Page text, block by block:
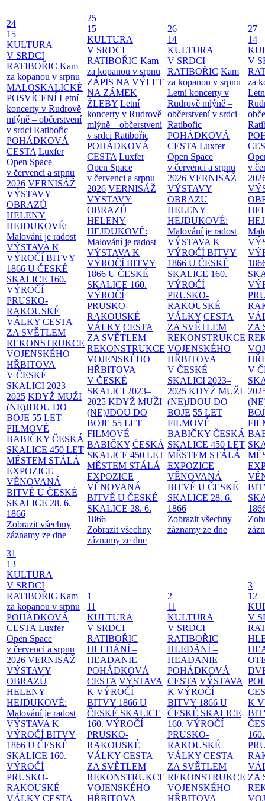
24
15
KULTURA
V SRDCI
RATIBOŘIC Kam
za kopanou v srpnu
MALOSKALICKÉ
POSVÍCENÍ Letní
koncerty v Rudrově
mlýně – občerstvení
v srdci Ratibořic
POHÁDKOVÁ
CESTA Luxfer
Open Space
v červenci a srpnu
2026 VERNISÁŽ
VÝSTAVY
OBRAZŮ
HELENY
HEJDUKOVÉ:
Malování je radost
VÝSTAVA K
VÝROČÍ BITVY
1866 U ČESKÉ
SKALICE 160.
VÝROČÍ
PRUSKO-
RAKOUSKÉ
VÁLKY CESTA
ZA SVĚTLEM
REKONSTRUKCE
VOJENSKÉHO
HŘBITOVA
V ČESKÉ
SKALICI 2023–
2025 KDYŽ MUŽI
(NE)JDOU DO
BOJE 55 LET
FILMOVÉ
BABIČKY ČESKÁ
SKALICE 450 LET
MĚSTEM STÁLÁ
EXPOZICE
VĚNOVANÁ
BITVĚ U ČESKÉ
SKALICE 28. 6.
1866
Zobrazit všechny
záznamy ze dne
25
15
KULTURA
V SRDCI
RATIBOŘIC Kam
za kopanou v srpnu
ZÁPIS NA VÝLET
NA ZÁMEK
ŽLEBY Letní
koncerty v Rudrově
mlýně – občerstvení
v srdci Ratibořic
POHÁDKOVÁ
CESTA Luxfer
Open Space
v červenci a srpnu
2026 VERNISÁŽ
VÝSTAVY
OBRAZŮ
HELENY
HEJDUKOVÉ:
Malování je radost
VÝSTAVA K
VÝROČÍ BITVY
1866 U ČESKÉ
SKALICE 160.
VÝROČÍ
PRUSKO-
RAKOUSKÉ
VÁLKY CESTA
ZA SVĚTLEM
REKONSTRUKCE
VOJENSKÉHO
HŘBITOVA
V ČESKÉ
SKALICI 2023–
2025 KDYŽ MUŽI
(NE)JDOU DO
BOJE 55 LET
FILMOVÉ
BABIČKY ČESKÁ
SKALICE 450 LET
MĚSTEM STÁLÁ
EXPOZICE
VĚNOVANÁ
BITVĚ U ČESKÉ
SKALICE 28. 6.
1866
Zobrazit všechny
záznamy ze dne
26
14
KULTURA
V SRDCI
RATIBOŘIC Kam
za kopanou v srpnu
Letní koncerty v
Rudrově mlýně –
občerstvení v srdci
Ratibořic
POHÁDKOVÁ
CESTA Luxfer
Open Space
v červenci a srpnu
2026 VERNISÁŽ
VÝSTAVY
OBRAZŮ
HELENY
HEJDUKOVÉ:
Malování je radost
VÝSTAVA K
VÝROČÍ BITVY
1866 U ČESKÉ
SKALICE 160.
VÝROČÍ
PRUSKO-
RAKOUSKÉ
VÁLKY CESTA
ZA SVĚTLEM
REKONSTRUKCE
VOJENSKÉHO
HŘBITOVA
V ČESKÉ
SKALICI 2023–
2025 KDYŽ MUŽI
(NE)JDOU DO
BOJE 55 LET
FILMOVÉ
BABIČKY ČESKÁ
SKALICE 450 LET
MĚSTEM STÁLÁ
EXPOZICE
VĚNOVANÁ
BITVĚ U ČESKÉ
SKALICE 28. 6.
1866
Zobrazit všechny
záznamy ze dne
27
14
V
za
v
ZA
V
31
13
KULTURA
V SRDCI
RATIBOŘIC Kam
za kopanou v srpnu
POHÁDKOVÁ
CESTA Luxfer
Open Space
v červenci a srpnu
2026 VERNISÁŽ
VÝSTAVY
OBRAZŮ
HELENY
HEJDUKOVÉ:
Malování je radost
VÝSTAVA K
VÝROČÍ BITVY
1866 U ČESKÉ
SKALICE 160.
VÝROČÍ
PRUSKO-
RAKOUSKÉ
VÁLKY CESTA
1
11
KULTURA
V SRDCI
RATIBOŘIC
HLEDÁNÍ –
HĽADANIE
POHÁDKOVÁ
CESTA VÝSTAVA
K VÝROČÍ
BITVY 1866 U
ČESKÉ SKALICE
160. VÝROČÍ
PRUSKO-
RAKOUSKÉ
VÁLKY CESTA
ZA SVĚTLEM
REKONSTRUKCE
VOJENSKÉHO
HŘBITOVA
2
11
KULTURA
V SRDCI
RATIBOŘIC
HLEDÁNÍ –
HĽADANIE
POHÁDKOVÁ
CESTA VÝSTAVA
K VÝROČÍ
BITVY 1866 U
ČESKÉ SKALICE
160. VÝROČÍ
PRUSKO-
RAKOUSKÉ
VÁLKY CESTA
ZA SVĚTLEM
REKONSTRUKCE
VOJENSKÉHO
HŘBITOVA
3
12
V
K
ZA